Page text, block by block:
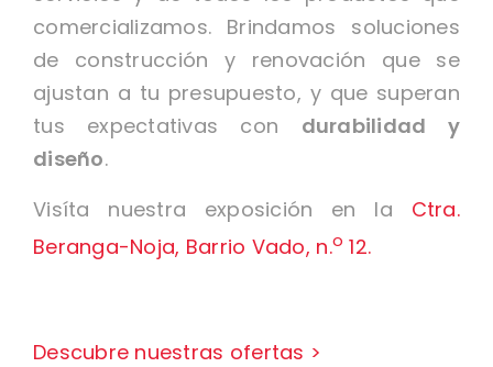
comercializamos. Brindamos soluciones
de construcción y renovación que se
ajustan a tu presupuesto, y que superan
tus expectativas con durabilidad y
diseño.
Visíta nuestra exposición en la Ctra.
Beranga-Noja, Barrio Vado, n.o 12.
Descubre nuestras ofertas >